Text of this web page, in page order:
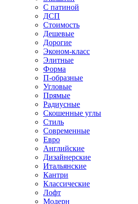
С патиной
ДСП
Стоимость
Дешевые
Дорогие
Эконом-класс
Элитные
Форма
П-образные
Угловые
Прямые
Радиусные
Скошенные углы
Стиль
Современные
Евро
Английские
Дизайнерские
Итальянские
Кантри
Классические
Лофт
Модерн